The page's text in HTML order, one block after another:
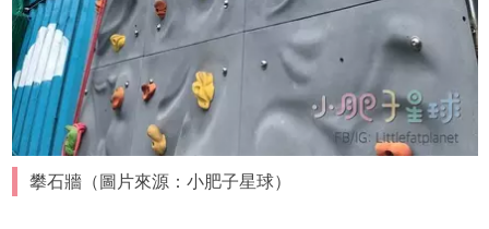
攀石牆（圖片來源：小肥子星球）